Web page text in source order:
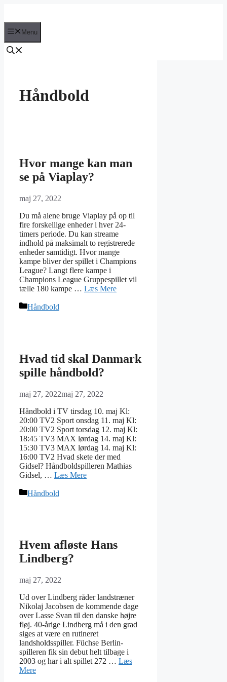
Menu
Håndbold
Hvor mange kan man
se på Viaplay?
maj 27, 2022
Du må alene bruge Viaplay på op til
fire forskellige enheder i hver 24-
timers periode. Du kan streame
indhold på maksimalt to registrerede
enheder samtidigt. Hvor mange
kampe bliver der spillet i Champions
League? Langt flere kampe i
Champions League Gruppespillet vil
tælle 180 kampe … Læs Mere
Kategorier
Håndbold
Hvad tid skal Danmark
spille håndbold?
maj 27, 2022maj 27, 2022
Håndbold i TV tirsdag 10. maj Kl:
20:00 TV2 Sport onsdag 11. maj Kl:
20:00 TV2 Sport torsdag 12. maj Kl:
18:45 TV3 MAX lørdag 14. maj Kl:
15:30 TV3 MAX lørdag 14. maj Kl:
16:00 TV2 Hvad skete der med
Gidsel? Håndboldspilleren Mathias
Gidsel, … Læs Mere
Kategorier
Håndbold
Hvem afløste Hans
Lindberg?
maj 27, 2022
Ud over Lindberg råder landstræner
Nikolaj Jacobsen de kommende dage
over Lasse Svan til den danske højre
fløj. 40-årige Lindberg må i den grad
siges at være en rutineret
landsholdsspiller. Füchse Berlin-
spilleren fik sin debut helt tilbage i
2003 og har i alt spillet 272 … Læs
Mere